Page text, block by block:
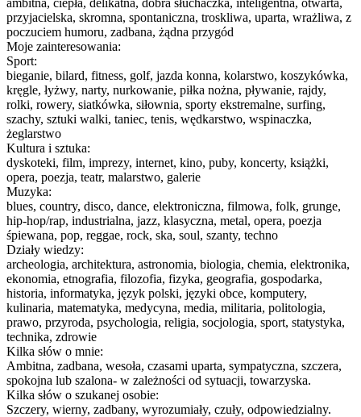
przyjacielska, skromna, spontaniczna, troskliwa, uparta, wrażliwa, z
poczuciem humoru, zadbana, żądna przygód
Moje zainteresowania:
Sport:
bieganie, bilard, fitness, golf, jazda konna, kolarstwo, koszykówka,
kręgle, łyżwy, narty, nurkowanie, piłka nożna, pływanie, rajdy,
rolki, rowery, siatkówka, siłownia, sporty ekstremalne, surfing,
szachy, sztuki walki, taniec, tenis, wędkarstwo, wspinaczka,
żeglarstwo
Kultura i sztuka:
dyskoteki, film, imprezy, internet, kino, puby, koncerty, książki,
opera, poezja, teatr, malarstwo, galerie
Muzyka:
blues, country, disco, dance, elektroniczna, filmowa, folk, grunge,
hip-hop/rap, industrialna, jazz, klasyczna, metal, opera, poezja
śpiewana, pop, reggae, rock, ska, soul, szanty, techno
Działy wiedzy:
archeologia, architektura, astronomia, biologia, chemia, elektronika,
ekonomia, etnografia, filozofia, fizyka, geografia, gospodarka,
historia, informatyka, język polski, języki obce, komputery,
kulinaria, matematyka, medycyna, media, militaria, politologia,
prawo, przyroda, psychologia, religia, socjologia, sport, statystyka,
technika, zdrowie
Kilka słów o mnie:
Ambitna, zadbana, wesoła, czasami uparta, sympatyczna, szczera,
spokojna lub szalona- w zależności od sytuacji, towarzyska.
Kilka słów o szukanej osobie:
Szczery, wierny, zadbany, wyrozumiały, czuły, odpowiedzialny.